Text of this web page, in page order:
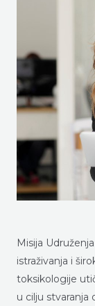
Misija
istraživanja i
toksikologije
u cilju